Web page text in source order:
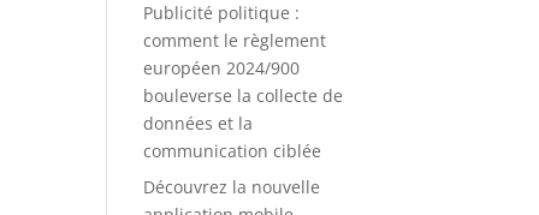
Publicité politique :
comment le règlement
européen 2024/900
bouleverse la collecte de
données et la
communication ciblée
Découvrez la nouvelle